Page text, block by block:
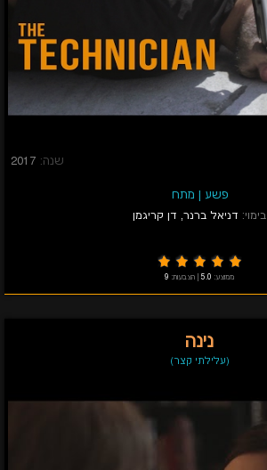
שנה: 2017
פשע | מתח
בימוי: דניאל ברנר, דן קריגמן
ממוצע: 5.0 הצבעות: 9
נינה
(עלילתי קצר)